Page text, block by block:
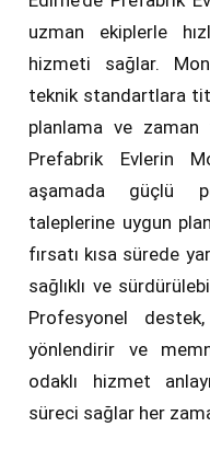
uzman ekiplerle
hizmeti sağlar.
teknik standartlara
planlama ve zaman
Prefabrik Evlerin
aşamada güçlü
taleplerine uygun
fırsatı kısa sürede
sağlıklı ve
Profesyonel
yönlendirir ve
odaklı hizmet
süreci sağlar her